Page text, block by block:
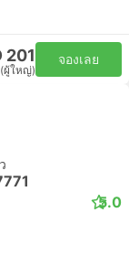
201
ผู้ใหญ่)
จองเลย
5.0